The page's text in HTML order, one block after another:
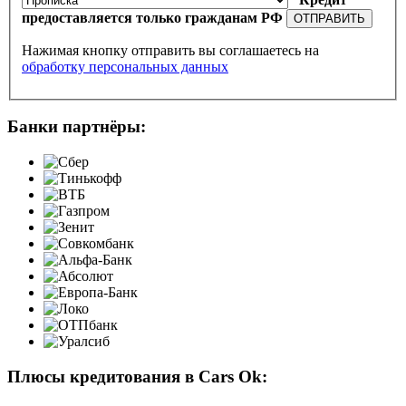
предоставляется только гражданам РФ
ОТПРАВИТЬ
Нажимая кнопку отправить вы соглашаетесь на
обработку персональных данных
Банки партнёры:
Плюсы кредитования в Cars Ok: